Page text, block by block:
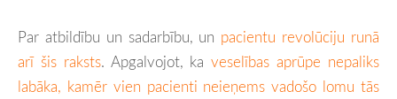
Par atbildību un sadarbību, un pacientu revolūciju runā
arī šis raksts. Apgalvojot, kaveselības aprūpe nepaliks
labāka, kamēr vien pacienti neieņems vadošo lomu tās